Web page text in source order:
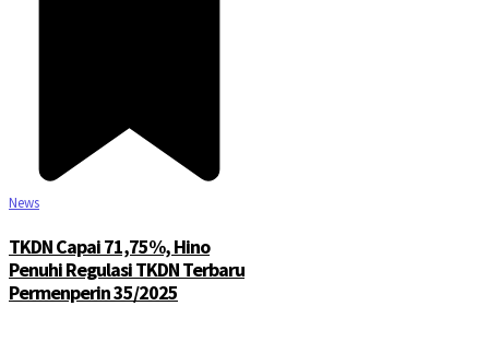
News
TKDN Capai 71,75%, Hino
Penuhi Regulasi TKDN Terbaru
Permenperin 35/2025